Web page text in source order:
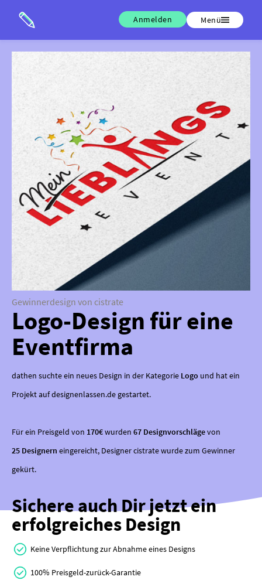
Anmelden Menü
Gewinnerdesign von cistrate
Logo-Design für eine
Eventfirma
dathen suchte ein neues Design in der Kategorie Logo und hat ein
Projekt auf designenlassen.de gestartet.
Für ein Preisgeld von 170€wurden 67 Designvorschlägevon
25 Designern eingereicht, Designer cistrate wurde zum Gewinner
gekürt.
Sichere auch Dir jetzt ein
erfolgreiches Design
Keine Verpflichtung zur Abnahme eines Designs
100% Preisgeld-zurück-Garantie